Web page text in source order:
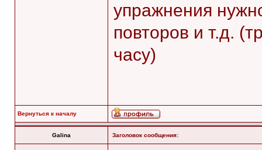
упражнения
повторов и т.д.
часу)
Вернуться к началу
Galina Заголовок сообщения: